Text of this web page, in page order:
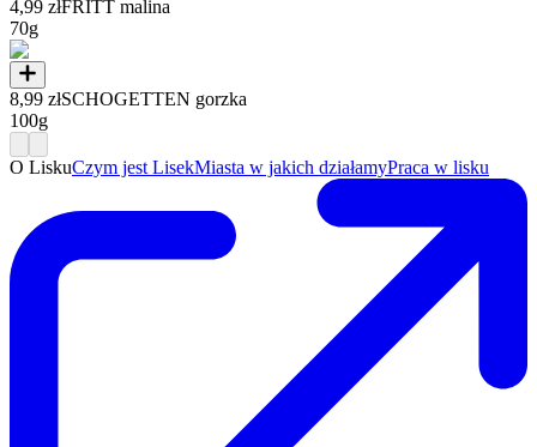
4,99 złFRITT malina
70g
8,99 złSCHOGETTEN gorzka
100g
O LiskuCzym jest LisekMiasta w jakich działamyPraca w lisku